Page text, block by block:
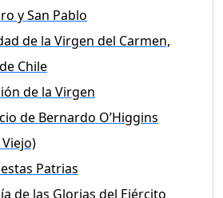
y San Pablo
de la Virgen del Carmen,
Chile
de la Virgen
de Bernardo O’Higgins
Patrias
de las Glorias del Ejército